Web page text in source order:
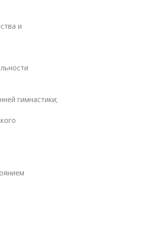
и
гимнастики;